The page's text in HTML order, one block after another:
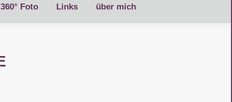
360° Foto Links über mich